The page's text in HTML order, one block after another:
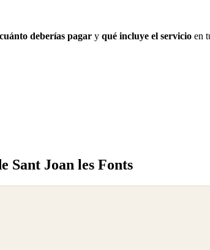
cuánto deberías pagar y qué incluye el servicio en
Sant Joan les Fonts